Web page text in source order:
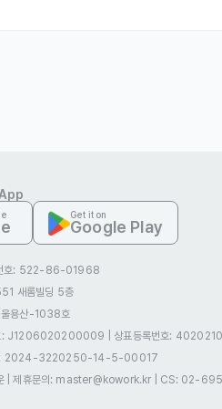
도삭면
숙박·외식
010-3980-3630
위치 경기 고양시 덕양구 화중로
채용정보는 코워크위더스(주)의 동의 없이 무단전
Get it on
Google Play
호: 522-86-01968
새롬빌딩 5층
용산-1038호
호: J1206020200009
상표등록번호:
: 2024-3220250-14-5-00017
|제휴문의: master@kowork.kr CS: 02-